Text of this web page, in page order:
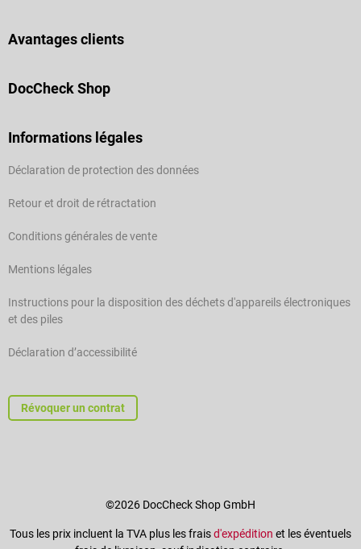
Avantages clients
DocCheck Shop
Informations légales
Déclaration de protection des données
Retour et droit de rétractation
Conditions générales de vente
Mentions légales
Instructions pour la disposition des déchets d'appareils électroniques
et des piles
Déclaration d’accessibilité
Révoquer un contrat
©2026 DocCheck Shop GmbH
Tous les prix incluent la TVA plus les fraisd'expédition et les éventuels